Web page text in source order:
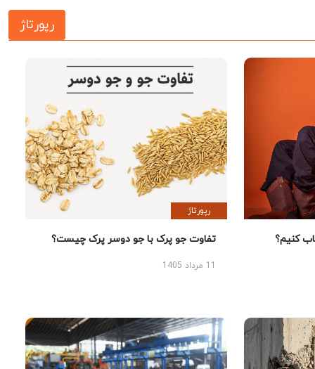
رپورتاژ
کنیم؟
رپورتاژ
تفاوت جو پرک با جو دوسر پرک چیست؟